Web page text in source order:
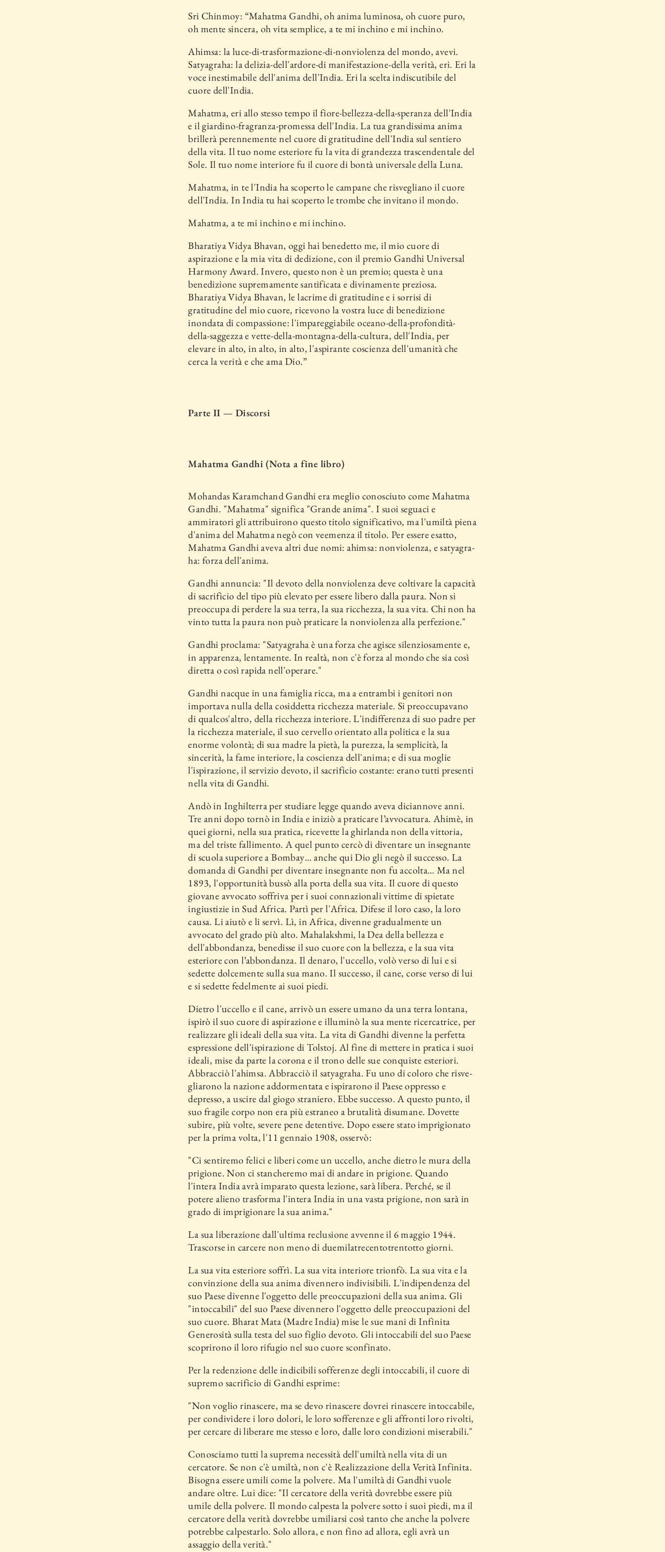
Sri Chinmoy: “Mahatma Gandhi, oh anima luminosa, oh cuore puro,
oh men­te sincera, oh vita semplice, a te mi in­chino e mi inchino.
Ahimsa: la luce-di-trasformazione-di-nonviolenza del mondo, avevi.
Satyagraha: la delizia-dell'ardore-di manifestazione-della verità, eri. Eri la
voce inestimabile dell'anima dell'India. Eri la scelta indiscutibile del
cuore dell'India.
Mahatma, eri allo stesso tempo il fiore-bellezza-della-speranza dell'India
e il giardino-fragranza-promessa dell'India. La tua grandissima anima
bril­lerà perennemente nel cuore di gratitu­dine dell'India sul sentiero
della vita. Il tuo nome esteriore fu la vita di grandez­za trascendentale del
Sole. Il tuo nome interiore fu il cuore di bontà universale della Luna.
Mahatma, in te l'India ha scoperto le campane che risvegliano il cuore
dell'India. In India tu hai scoperto le trombe che invitano il mondo.
Mahatma, a te mi inchino e mi inchi­no.
Bharatiya Vidya Bhavan, oggi hai be­nedetto me, il mio cuore di
aspirazione e la mia vita di dedizione, con il premio Gandhi Universal
Harmony Award. In­vero, questo non è un premio; questa è una
benedizione supremamente santifi­cata e divinamente preziosa.
Bharatiya Vidya Bhavan, le lacrime di gratitudine e i sorrisi di
gratitudine del mio cuore, ri­cevono la vostra luce di benedizione
inondata di compassione: l'impareggiabi­le oceano-della-profondità-
della-saggez­za e vette-della-montagna-della-cultura, dell'India, per
elevare in alto, in alto, in alto, l'aspirante coscienza dell'umanità che
cerca la verità e che ama Dio.”
Parte II — Discorsi
Mahatma Gandhi (Nota a fine libro)
Mohandas Karamchand Gandhi era meglio conosciuto come Mahatma
Gandhi. "Mahatma" significa "Grande anima". I suoi seguaci e
ammiratori gli attribuirono questo titolo significativo, ma l'umiltà piena
d'anima del Mahatma negò con veemenza il titolo. Per essere esatto,
Mahatma Gandhi aveva altri due nomi: ahimsa: nonviolenza, e satyagra­
ha: forza dell'anima.
Gandhi annuncia: "Il devoto della non­violenza deve coltivare la capacità
di sa­crificio del tipo più elevato per essere li­bero dalla paura. Non si
preoccupa di perdere la sua terra, la sua ricchezza, la sua vita. Chi non ha
vinto tutta la paura non può praticare la nonviolenza alla perfezione."
Gandhi proclama: "Satyagraha è una forza che agisce silenziosamente e,
in ap­parenza, lentamente. In realtà, non c'è forza al mondo che sia così
diretta o così rapida nell'operare."
Gandhi nacque in una famiglia ricca, ma a entrambi i genitori non
importava nulla della cosiddetta ricchezza materia­le. Si preoccupavano
di qualcos'altro, della ricchezza interiore. L'indifferenza di suo padre per
la ricchezza materiale, il suo cervello orientato alla politica e la sua
enorme volontà; di sua madre la pie­tà, la purezza, la semplicità, la
sincerità, la fame interiore, la coscienza dell'anima; e di sua moglie
l'ispirazione, il servizio devoto, il sacrificio costante: erano tutti presenti
nella vita di Gandhi.
Andò in Inghilterra per studiare legge quando aveva diciannove anni.
Tre anni dopo tornò in India e iniziò a praticare l’avvocatura. Ahimè, in
quei giorni, nella sua pratica, ricevette la ghirlanda non della vittoria,
ma del triste fallimento. A quel punto cercò di diventare un inse­gnante
di scuola superiore a Bombay… anche qui Dio gli negò il successo. La
do­manda di Gandhi per diventare inse­gnante non fu accolta… Ma nel
1893, l'opportunità bussò alla porta della sua vita. Il cuore di questo
giovane avvocato soffriva per i suoi connazionali vittime di spietate
ingiustizie in Sud Africa. Partì per l'Africa. Difese il loro caso, la loro
causa. Li aiutò e li servì. Lì, in Africa, di­venne gradualmente un
avvocato del grado più alto. Mahalakshmi, la Dea del­la bellezza e
dell'abbondanza, benedisse il suo cuore con la bellezza, e la sua vita
esteriore con l’abbondanza. Il denaro, l'uccello, volò verso di lui e si
sedette dolcemente sulla sua mano. Il successo, il cane, corse verso di lui
e si sedette fedel­mente ai suoi piedi.
Dietro l'uccello e il cane, arrivò un es­sere umano da una terra lontana,
ispirò il suo cuore di aspirazione e illuminò la sua mente ricercatrice, per
realizzare gli ideali della sua vita. La vita di Gandhi di­venne la perfetta
espressione dell'ispira­zione di Tolstoj. Al fine di mettere in pratica i suoi
ideali, mise da parte la co­rona e il trono delle sue conquiste este­riori.
Abbracciò l'ahimsa. Abbracciò il satyagraha. Fu uno di coloro che risve­
gliarono la nazione addormentata e ispi­rarono il Paese oppresso e
depresso, a uscire dal giogo straniero. Ebbe successo. A questo punto, il
suo fragile corpo non era più estraneo a brutalità disumane. Dovette
subire, più volte, severe pene de­tentive. Dopo essere stato imprigionato
per la prima volta, l'11 gennaio 1908, os­servò:
"Ci sentiremo felici e liberi come un uccello, anche dietro le mura della
pri­gione. Non ci stancheremo mai di andare in prigione. Quando
l'intera India avrà imparato questa lezione, sarà libera. Per­ché, se il
potere alieno trasforma l'intera India in una vasta prigione, non sarà in
grado di imprigionare la sua anima."
La sua liberazione dall'ultima reclusio­ne avvenne il 6 maggio 1944.
Trascorse in carcere non meno di duemilatrecento­trentotto giorni.
La sua vita esteriore soffrì. La sua vita interiore trionfò. La sua vita e la
convin­zione della sua anima divennero indivisi­bili. L'indipendenza del
suo Paese diven­ne l'oggetto delle preoccupazioni della sua anima. Gli
"intoccabili" del suo Paese divennero l'oggetto delle preoccupazioni del
suo cuore. Bharat Mata (Madre India) mise le sue mani di Infinita
Generosità sulla testa del suo figlio devoto. Gli in­toccabili del suo Paese
scoprirono il loro rifugio nel suo cuore sconfinato.
Per la redenzione delle indicibili soffe­renze degli intoccabili, il cuore di
supre­mo sacrificio di Gandhi esprime:
"Non voglio rinascere, ma se devo ri­nascere dovrei rinascere intoccabile,
per condividere i loro dolori, le loro sofferen­ze e gli affronti loro rivolti,
per cercare di liberare me stesso e loro, dalle loro con­dizioni miserabili."
Conosciamo tutti la suprema necessità dell'umiltà nella vita di un
cercatore. Se non c'è umiltà, non c'è Realizzazione del­la Verità Infinita.
Bisogna essere umili come la polvere. Ma l'umiltà di Gandhi vuole
andare oltre. Lui dice: "Il cercatore della verità dovrebbe essere più
umile della polvere. Il mondo calpesta la polve­re sotto i suoi piedi, ma il
cercatore della verità dovrebbe umiliarsi così tanto che anche la polvere
potrebbe calpestarlo. Solo allora, e non fino ad allora, egli avrà un
assaggio della verità."